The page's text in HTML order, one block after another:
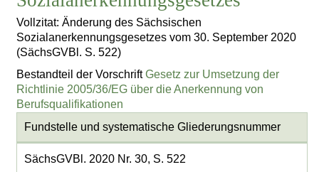
Vollzitat: Änderung des Sächsischen
Sozialanerkennungsgesetzes vom 30. September 2020
(SächsGVBl. S. 522)
Bestandteil der VorschriftGesetz zur Umsetzung der
Richtlinie 2005/36/EG über die Anerkennung von
Berufsqualifikationen
Fundstelle und systematische Gliederungsnummer
SächsGVBl. 2020 Nr. 30, S. 522